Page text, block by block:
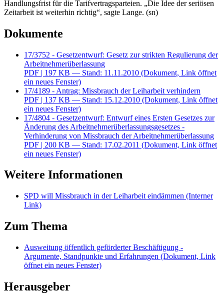
Handlungsfrist für die Tarifvertragsparteien. „Die Idee der seriösen
Zeitarbeit ist weiterhin richtig“, sagte Lange. (sn)
Dokumente
17/3752 - Gesetzentwurf: Gesetz zur strikten Regulierung der
Arbeitnehmerüberlassung
PDF | 197 KB — Stand: 11.11.2010 (Dokument, Link öffnet
ein neues Fenster)
17/4189 - Antrag: Missbrauch der Leiharbeit verhindern
PDF | 137 KB — Stand: 15.12.2010 (Dokument, Link öffnet
ein neues Fenster)
17/4804 - Gesetzentwurf: Entwurf eines Ersten Gesetzes zur
Änderung des Arbeitnehmerüberlassungsgesetzes -
Verhinderung von Missbrauch der Arbeitnehmerüberlassung
PDF | 200 KB — Stand: 17.02.2011 (Dokument, Link öffnet
ein neues Fenster)
Weitere Informationen
SPD will Missbrauch in der Leiharbeit eindämmen (Interner
Link)
Zum Thema
Ausweitung öffentlich geförderter Beschäftigung -
Argumente, Standpunkte und Erfahrungen (Dokument, Link
öffnet ein neues Fenster)
Herausgeber